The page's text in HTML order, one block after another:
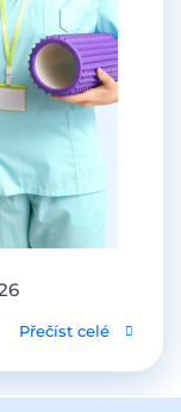
Přečíst celé